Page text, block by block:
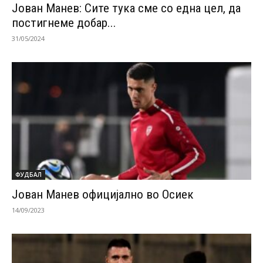
Јован Манев: Сите тука сме со една цел, да
постигнеме добар...
31/05/2024
ФУДБАЛ
Јован Манев официјално во Осиек
14/09/2023